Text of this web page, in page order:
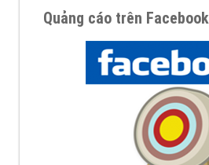
Quảng cáo trên Facebook